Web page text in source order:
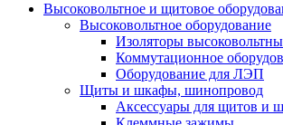
Высоковольтное и щитовое
Высоковольтное оборудование
Изоляторы
Коммутационное
Оборудование для ЛЭП
Щиты и шкафы, шинопровод
Аксессуары для щитов и